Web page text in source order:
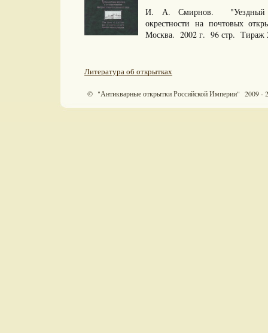
И. А. Смирнов. "Уездный
окрестности на почтовых
Москва. 2002 г. 96 стр.
Литература об открытках
© "Антикварные открытки Российской Империи" 2009 -